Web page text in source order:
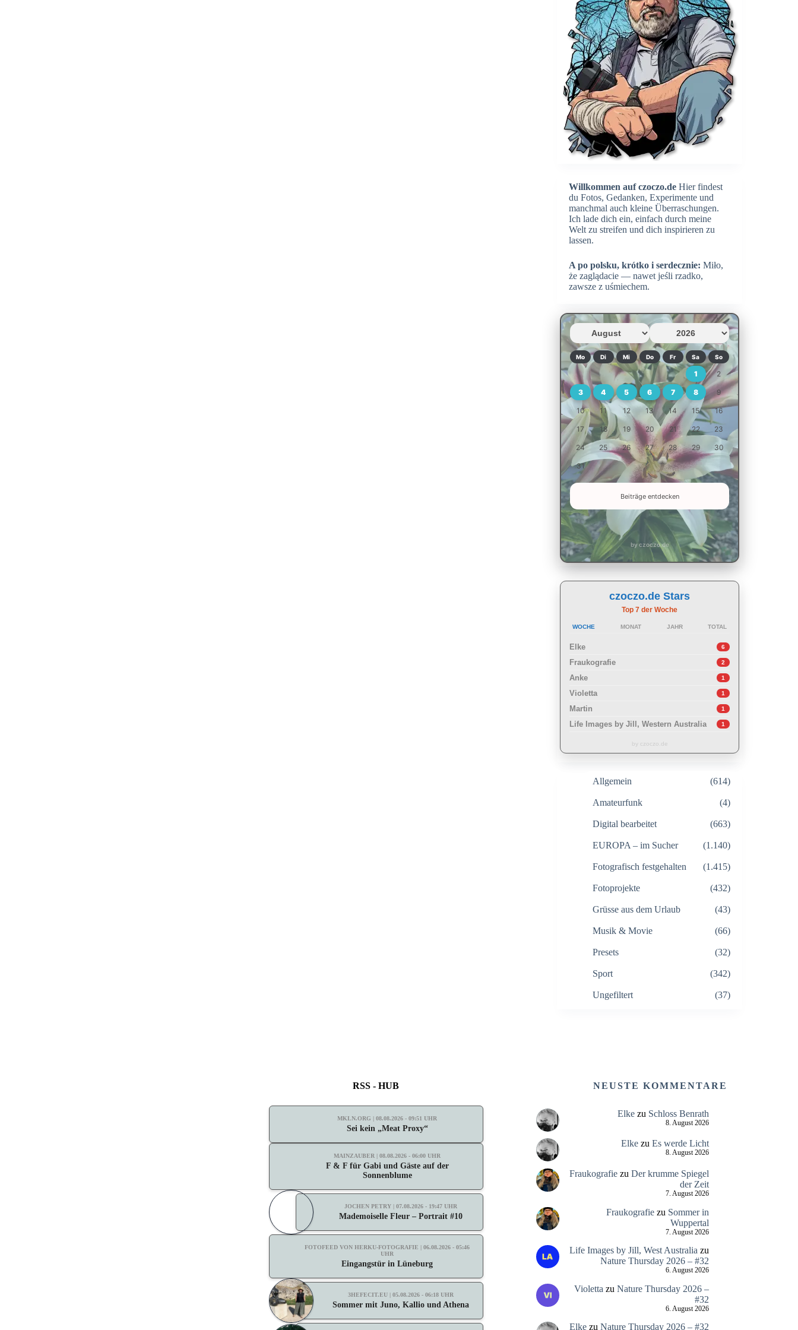
Willkommen auf czoczo.de Hier findest
du Fotos, Gedanken, Experimente und
manchmal auch kleine Überraschungen.
Ich lade dich ein, einfach durch meine
Welt zu streifen und dich inspirieren zu
lassen.
A po polsku, krótko i serdecznie: Miło,
że zaglądacie — nawet jeśli rzadko,
zawsze z uśmiechem.
Mo Di Mi Do Fr Sa So
1 2
3 4 5 6 7 8 9
10 11 12 13 14 15 16
17 18 19 20 21 22 23
24 25 26 27 28 29 30
31
Beiträge entdecken
by czoczo.de
czoczo.de Stars
Top 7 der Woche
WOCHE MONAT JAHR TOTAL
Elke 6
Fraukografie 2
Anke 1
Violetta 1
Martin 1
Life Images by Jill, Western Australia 1
by czoczo.de
Allgemein (614)
Amateurfunk (4)
Digital bearbeitet (663)
EUROPA – im Sucher (1.140)
Fotografisch festgehalten (1.415)
Fotoprojekte (432)
Grüsse aus dem Urlaub (43)
Musik & Movie (66)
Presets (32)
Sport (342)
Ungefiltert (37)
RSS - HUB
MKLN.ORG | 08.08.2026 - 09:51 UHR
Sei kein „Meat Proxy“
MAINZAUBER | 08.08.2026 - 06:00 UHR
F & F für Gabi und Gäste auf der
Sonnenblume
JOCHEN PETRY | 07.08.2026 - 19:47 UHR
Mademoiselle Fleur – Portrait #10
FOTOFEED VON HERKU-FOTOGRAFIE | 06.08.2026 - 05:46
UHR
Eingangstür in Lüneburg
3HEFECIT.EU | 05.08.2026 - 06:18 UHR
Sommer mit Juno, Kallio und Athena
NEUSTE KOMMENTARE
Elkezu Schloss Benrath
8. August 2026
Elkezu Es werde Licht
8. August 2026
Fraukografiezu Der krumme Spiegel
der Zeit
7. August 2026
Fraukografiezu Sommer in
Wuppertal
7. August 2026
Life Images by Jill, West Australia zu
Nature Thursday 2026 – #32
6. August 2026
Violetta zu Nature Thursday 2026 –
#32
6. August 2026
Elkezu Nature Thursday 2026 – #32